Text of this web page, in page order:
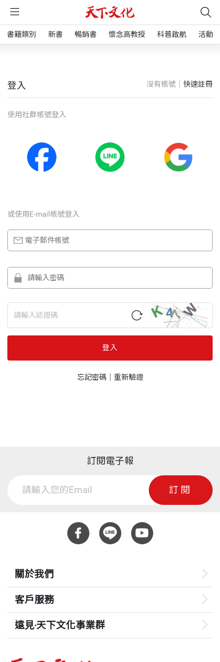
書籍類別 新書 暢銷書 懷念高教授 科普啟航 活動
登入 沒有帳號｜ 快速註冊
使⽤社群帳號登入
或使⽤E-mail帳號登入
登入
忘記密碼｜ 重新驗證
訂閱電子報
訂閱
關於我們
客戶服務
遠見‧天下文化事業群